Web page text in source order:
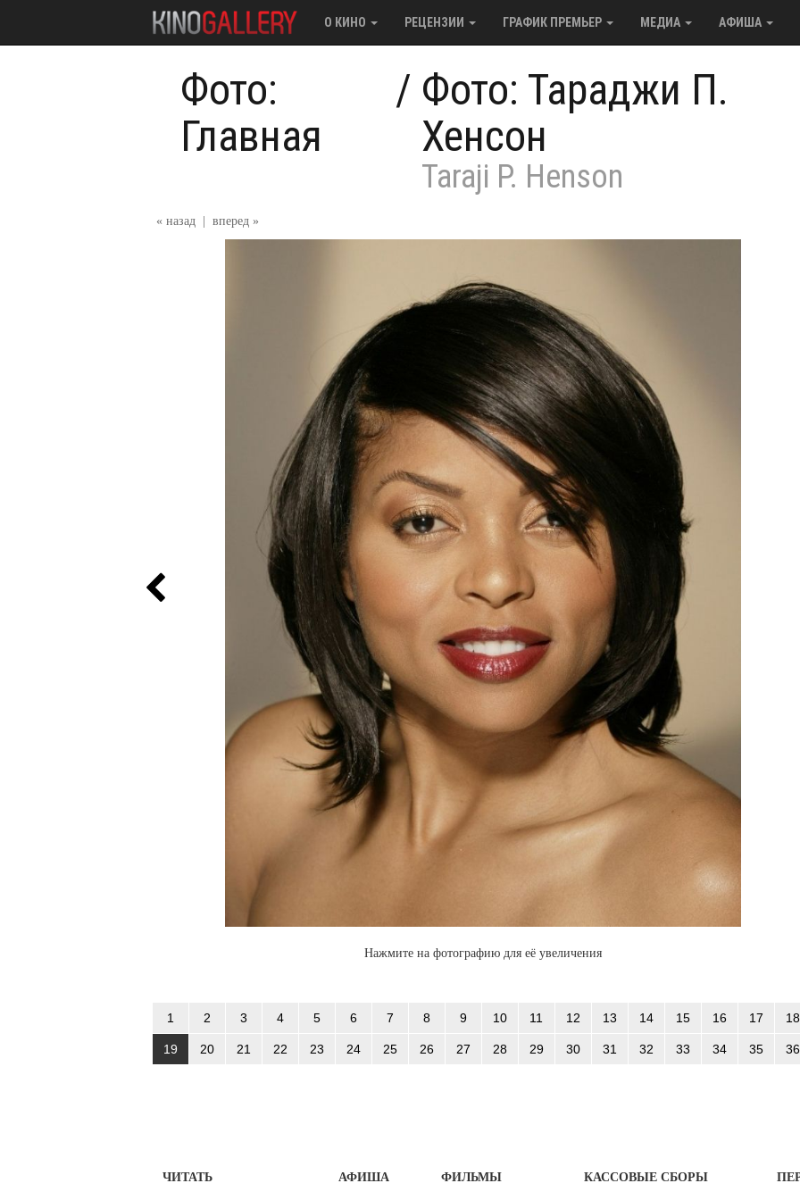
О КИНО РЕЦЕНЗИИ ГРАФИК ПРЕМЬЕР МЕДИА АФИША
Фото:
Главная
/ Фото: Тараджи П.
Хенсон
Taraji P. Henson
« назад вперед »
Нажмите на фотографию для её увеличения
1 2 3 4 5 6 7 8 9 10 11 12 13 14 15 16 17 18
19 20 21 22 23 24 25 26 27 28 29 30 31 32 33 34 35 36
ЧИТАТЬ АФИША ФИЛЬМЫ КАССОВЫЕ СБОРЫ